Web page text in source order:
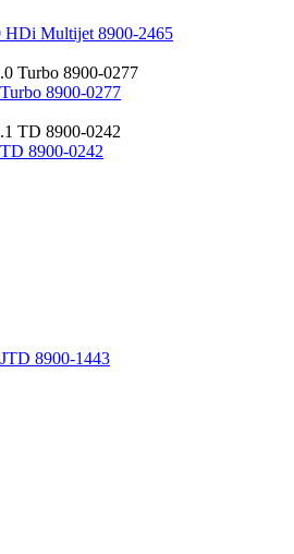
HDi Multijet 8900-2465
8900-0277
8900-0242
8900-1443